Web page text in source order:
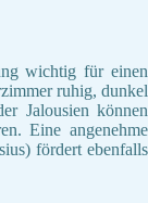
wichtig für einen
ruhig, dunkel
Jalousien können
Eine angenehme
fördert ebenfalls